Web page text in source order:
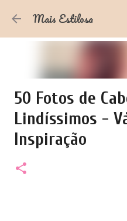
Pular para o
Mais Estilosa
50 Fotos de
Lindíssimos -
Inspiração